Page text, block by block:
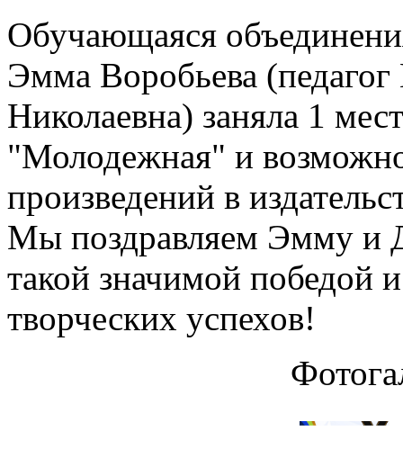
Обучающаяся
Эмма Воробьева
Николаевна) заняла 1
"Молодежная" и
произведений в
Мы поздравляем Эмму и
такой значимой победой
творческих успехов!